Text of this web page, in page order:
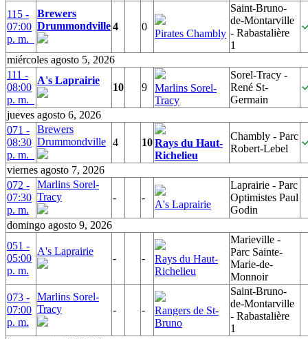
115 -
07:00
p. m.
Brewers
Drummondville4 0
Pirates Chambly
Saint-Bruno-
de-Montarville
- Rabastalière
1
miércoles agosto 5, 2026
111 -
08:00
p. m.
A's Laprairie
10 9
Marlins Sorel-
Tracy
Sorel-Tracy -
René St-
Germain
jueves agosto 6, 2026
071 -
08:30
p. m.
Brewers
Drummondville 4 10Rays du Haut-
Richelieu
Chambly - Parc
Robert-Lebel
viernes agosto 7, 2026
072 -
07:30
p. m.
Marlins Sorel-
Tracy
- -
A's Laprairie
Laprairie - Parc
Optimistes Paul
Godin
domingo agosto 9, 2026
051 -
05:00
p. m.
A's Laprairie
- -
Rays du Haut-
Richelieu
Marieville -
Parc Sainte-
Marie-de-
Monnoir
073 -
07:00
p. m.
Marlins Sorel-
Tracy
- -
Rangers de St-
Bruno
Saint-Bruno-
de-Montarville
- Rabastalière
1